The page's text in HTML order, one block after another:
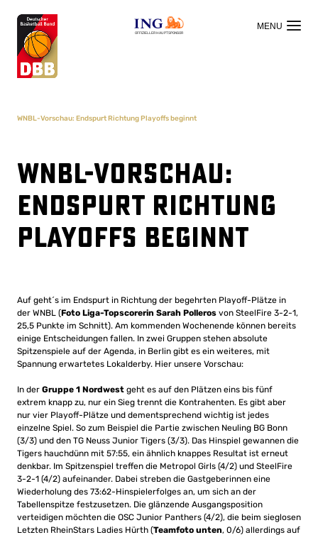
OFFIZIELLER HAUPTSPONSOR
WNBL-Vorschau: Endspurt Richtung Playoffs beginnt
WNBL-Vorschau:
Endspurt Richtung
Playoffs beginnt
Auf geht´s im Endspurt in Richtung der begehrten Playoff-Plätze in
der WNBL (Foto Liga-Topscorerin Sarah Polleros von SteelFire 3-2-1,
25,5 Punkte im Schnitt). Am kommenden Wochenende können bereits
einige Entscheidungen fallen. In zwei Gruppen stehen absolute
Spitzenspiele auf der Agenda, in Berlin gibt es ein weiteres, mit
Spannung erwartetes Lokalderby. Hier unsere Vorschau:
In der Gruppe 1 Nordwest geht es auf den Plätzen eins bis fünf
extrem knapp zu, nur ein Sieg trennt die Kontrahenten. Es gibt aber
nur vier Playoff-Plätze und dementsprechend wichtig ist jedes
einzelne Spiel. So zum Beispiel die Partie zwischen Neuling BG Bonn
(3/3) und den TG Neuss Junior Tigers (3/3). Das Hinspiel gewannen die
Tigers hauchdünn mit 57:55, ein ähnlich knappes Resultat ist erneut
denkbar. Im Spitzenspiel treffen die Metropol Girls (4/2) und SteelFire
3-2-1 (4/2) aufeinander. Dabei streben die Gastgeberinnen eine
Wiederholung des 73:62-Hinspielerfolges an, um sich an der
Tabellenspitze festzusetzen. Die glänzende Ausgangsposition
verteidigen möchten die OSC Junior Panthers (4/2), die beim sieglosen
Letzten RheinStars Ladies Hürth (Teamfoto unten, 0/6) allerdings auf